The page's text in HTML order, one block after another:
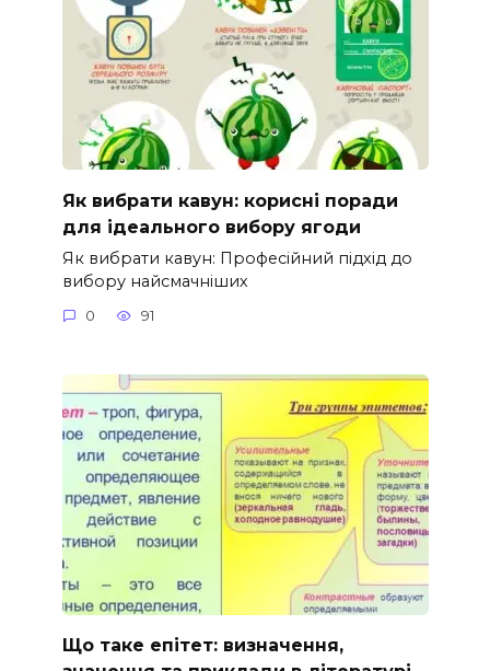
Як вибрати кавун: корисні поради
для ідеального вибору ягоди
Як вибрати кавун: Професійний підхід до
вибору найсмачніших
0 91
Що таке епітет: визначення,